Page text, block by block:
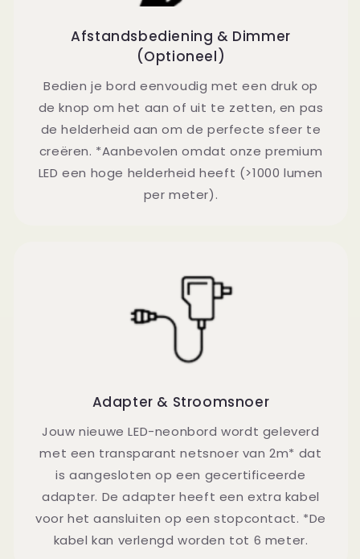
Afstandsbediening & Dimmer
(Optioneel)
Bedien je bord eenvoudig met een druk op
de knop om het aan of uit te zetten, en pas
de helderheid aan om de perfecte sfeer te
creëren. *Aanbevolen omdat onze premium
LED een hoge helderheid heeft (>1000 lumen
per meter).
Adapter & Stroomsnoer
Jouw nieuwe LED-neonbord wordt geleverd
met een transparant netsnoer van 2m* dat
is aangesloten op een gecertificeerde
adapter. De adapter heeft een extra kabel
voor het aansluiten op een stopcontact. *De
kabel kan verlengd worden tot 6 meter.